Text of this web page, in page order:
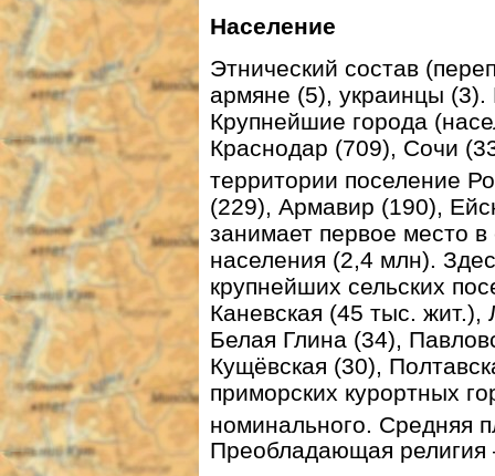
Население
Этнический состав
армяне (5), украинцы
Крупнейшие города
Краснодар (709), Сочи
территории поселение
(229), Армавир (190),
занимает первое место в
населения (2,4 млн).
крупнейших сельских
Каневская (45 тыс. жит.),
Белая Глина (34),
Кущёвская (30),
приморских курортных
номинального. Средняя
Преобладающая